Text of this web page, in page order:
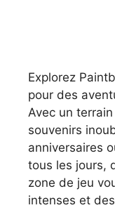
Explorez
pour des
Avec un
souvenirs
anniversaires
tous les jours,
zone de jeu
intenses et